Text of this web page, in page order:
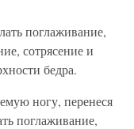
поглаживание,
сотрясение и
бедра.
ногу, перенеся
поглаживание,